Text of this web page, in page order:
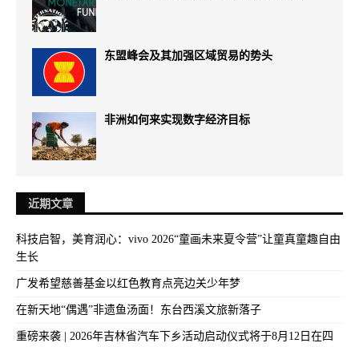
东盟峰会及其加强区域贸易的势头
非洲如何来实现数字经济目标
近期文章
科技启智，美育润心：vivo 2026“童画未来夏令营”让童真童趣自由
生长
广发希望慈善基金以红色教育点亮边关少年梦
在新天地“偶遇”非遗鱼汤面！东台西溪文旅新落子
重磅来袭 | 2026年吉林省汽车下乡活动启动仪式将于8月12日在四